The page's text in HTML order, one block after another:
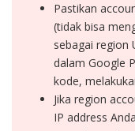
Pastikan
(tidak bisa
sebagai region
dalam Google
kode,
Jika region
IP address